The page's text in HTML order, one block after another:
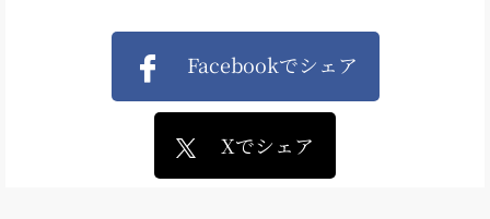
Facebookでシェア
Xでシェア